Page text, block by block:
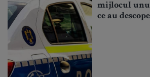
mijlocul
ce au